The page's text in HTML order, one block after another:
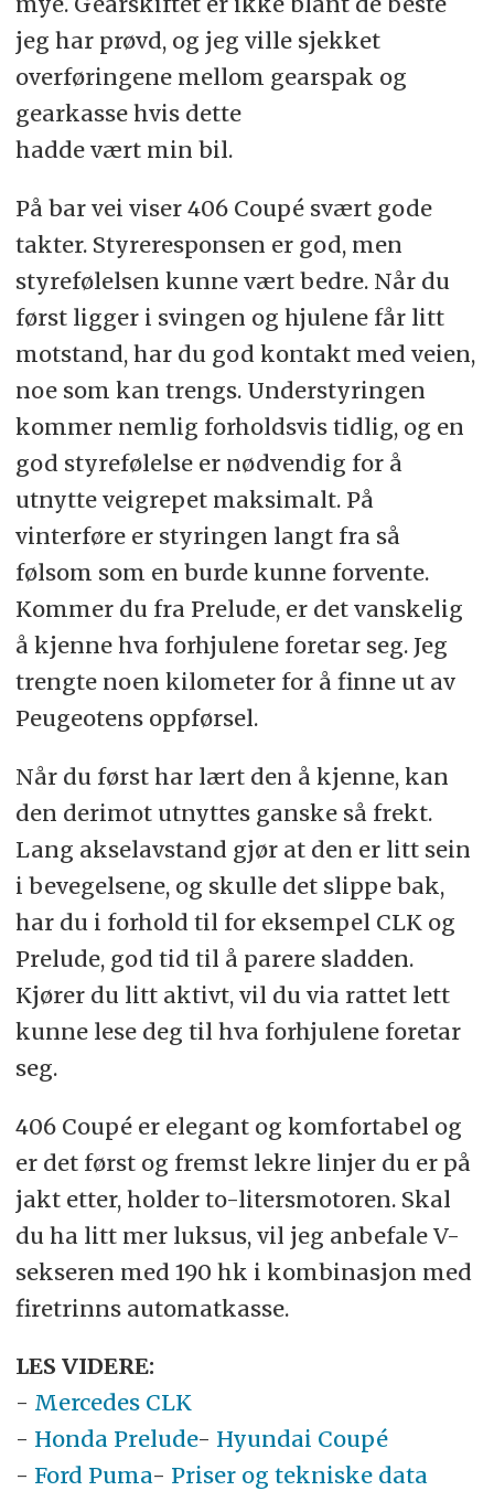
jeg har prøvd, og jeg ville sjekket
overføringene mellom gearspak og
gearkasse hvis dette
hadde vært min bil.
På bar vei viser 406 Coupé svært gode
takter. Styreresponsen er god, men
styrefølelsen kunne vært bedre. Når du
først ligger i svingen og hjulene får litt
motstand, har du god kontakt med veien,
noe som kan trengs. Understyringen
kommer nemlig forholdsvis tidlig, og en
god styrefølelse er nødvendig for å
utnytte veigrepet maksimalt. På
vinterføre er styringen langt fra så
følsom som en burde kunne forvente.
Kommer du fra Prelude, er det vanskelig
å kjenne hva forhjulene foretar seg. Jeg
trengte noen kilometer for å finne ut av
Peugeotens oppførsel.
Når du først har lært den å kjenne, kan
den derimot utnyttes ganske så frekt.
Lang akselavstand gjør at den er litt sein
i bevegelsene, og skulle det slippe bak,
har du i forhold til for eksempel CLK og
Prelude, god tid til å parere sladden.
Kjører du litt aktivt, vil du via rattet lett
kunne lese deg til hva forhjulene foretar
seg.
406 Coupé er elegant og komfortabel og
er det først og fremst lekre linjer du er på
jakt etter, holder to-litersmotoren. Skal
du ha litt mer luksus, vil jeg anbefale V-
sekseren med 190 hk i kombinasjon med
firetrinns automatkasse.
LES VIDERE:
- Mercedes CLK
- Honda Prelude- Hyundai Coupé
- Ford Puma- Priser og tekniske data